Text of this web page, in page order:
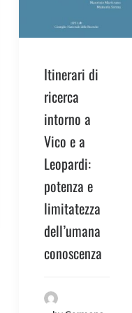
Itinerari di
ricerca
intorno a
Vico e a
Leopardi:
potenza e
limitatezza
dell’umana
conoscenza